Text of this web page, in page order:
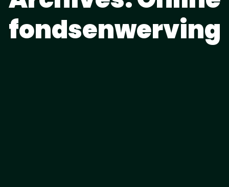
fondsenwerving